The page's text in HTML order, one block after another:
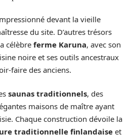
devant la vieille
du site. D’autres trésors
célèbre ferme Karuna, avec son
noire et ses outils ancestraux
faire des anciens.
saunas traditionnels, des
maisons de maître ayant
Chaque construction dévoile la
traditionnelle finlandaise et